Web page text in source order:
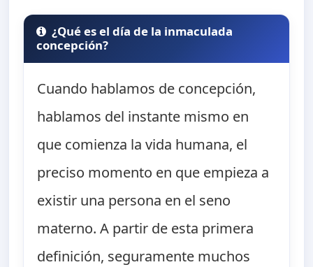
¿Qué es el día de la inmaculada
concepción?
Cuando hablamos de concepción,
hablamos del instante mismo en
que comienza la vida humana, el
preciso momento en que empieza a
existir una persona en el seno
materno. A partir de esta primera
definición, seguramente muchos